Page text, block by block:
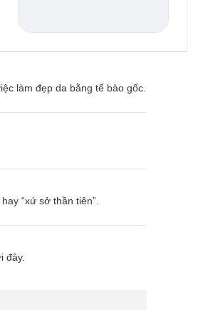
làm đẹp da bằng tế bào gốc.
“xứ sở thần tiên”.
đây.